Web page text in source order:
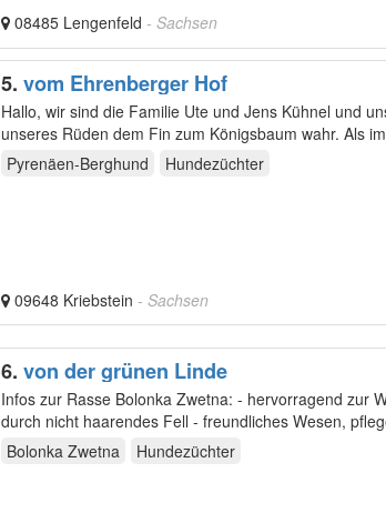
08485 Lengenfeld - Sachsen
5. vom Ehrenberger Hof
Hallo, wir sind die Familie Ute und Jens Kühnel und
unseres Rüden dem Fin zum Königsbaum wahr. Als
Idefix…
Pyrenäen-Berghund Hundezüchter
09648 Kriebstein - Sachsen
6. von der grünen Linde
Infos zur Rasse Bolonka Zwetna: - hervorragend zur Wohnungshaltung und für Allergiker geeignet
durch nicht haarendes Fell -
Bolonka Zwetna
Hundezüchter